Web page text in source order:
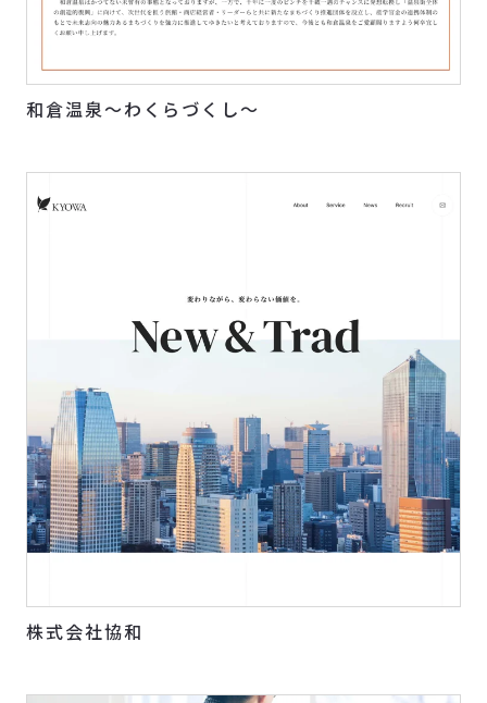
和倉温泉～わくらづくし～
株式会社協和